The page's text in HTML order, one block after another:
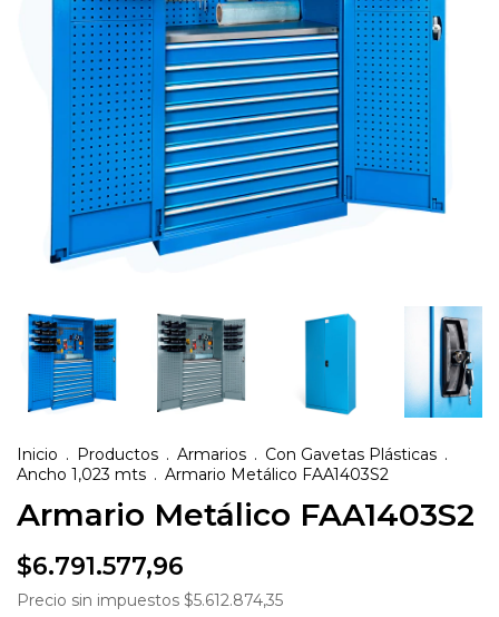
Inicio . Productos . Armarios . Con Gavetas Plásticas .
Ancho 1,023 mts . Armario Metálico FAA1403S2
Armario Metálico FAA1403S2
$6.791.577,96
Precio sin impuestos $5.612.874,35